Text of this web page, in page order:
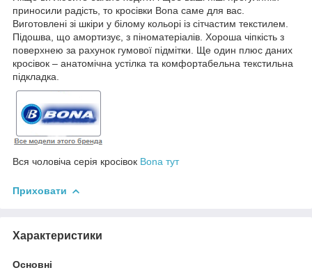
приносили радість, то кросівки Bona саме для вас.
Виготовлені зі шкіри у білому кольорі із сітчастим текстилем.
Підошва, що амортизує, з піноматеріалів. Хороша чіпкість з
поверхнею за рахунок гумової підмітки. Ще один плюс даних
кросівок – анатомічна устілка та комфортабельна текстильна
підкладка.
Вся чоловіча серія кросівок Bona тут
Приховати
Характеристики
Основні